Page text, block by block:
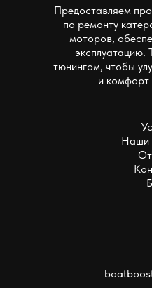
Наши
Предоставляем
по ремонту
моторов,
эксплуатацию.
тюнингом, чтобы
и комфорт